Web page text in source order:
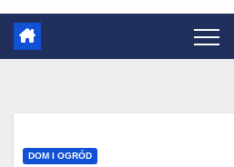
DOM I OGRÓD